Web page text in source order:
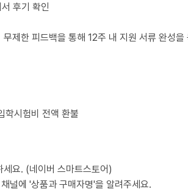
후기 확인
제한 피드백을 통해 12주 내 지원 서류 완성
학시험비 전액 환불
세요. (네이버 스마트스토어)
널에 '상품과 구매자명'을 알려주세요.